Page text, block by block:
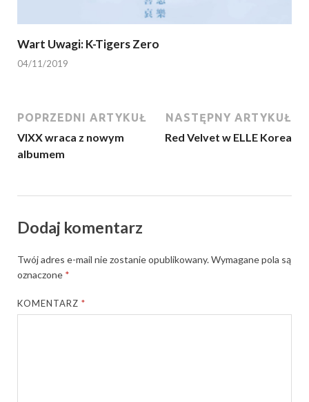
Wart Uwagi: K-Tigers Zero
04/11/2019
POPRZEDNI ARTYKUŁ
VIXX wraca z nowym
albumem
NASTĘPNY ARTYKUŁ
Red Velvet w ELLE Korea
Dodaj komentarz
Twój adres e-mail nie zostanie opublikowany.Wymagane pola są
oznaczone *
KOMENTARZ*